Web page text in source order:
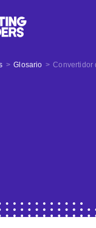
> Glosario > Convertidor